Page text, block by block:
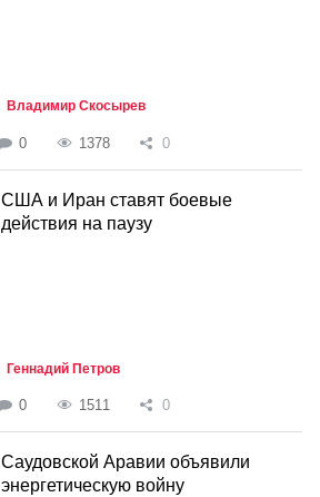
Владимир Скосырев
0 1378 0
США и Иран ставят боевые
действия на паузу
Геннадий Петров
0 1511 0
Саудовской Аравии объявили
энергетическую войну